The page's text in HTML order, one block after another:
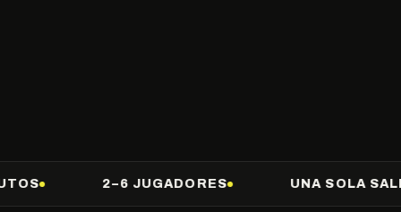
2–6 JUGADORES UNA SOLA SALIDA